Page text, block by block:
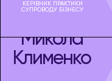
КЕРІВНИК ПРАКТИКИ
СУПРОВОДУ БІЗНЕСУ
Микола
Клименко